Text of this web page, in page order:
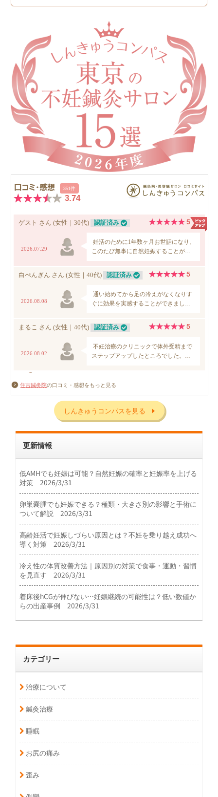
住吉鍼灸院の口コミ・感想をもっと見る
しんきゅうコンパスを見る
更新情報
低AMHでも妊娠は可能？自然妊娠の確率と妊娠率を上げる
対策 2026/3/31
卵巣嚢腫でも妊娠できる？種類・大きさ別の影響と手術に
ついて解説 2026/3/31
高齢妊活で妊娠しづらい原因とは？不妊を乗り越え成功へ
導く対策 2026/3/31
冷え性の体質改善方法｜原因別の対策で食事・運動・習慣
を見直す 2026/3/31
着床後hCGが伸びない…妊娠継続の可能性は？低い数値か
らの出産事例 2026/3/31
カテゴリー
治療について
鍼灸治療
睡眠
お尻の痛み
歪み